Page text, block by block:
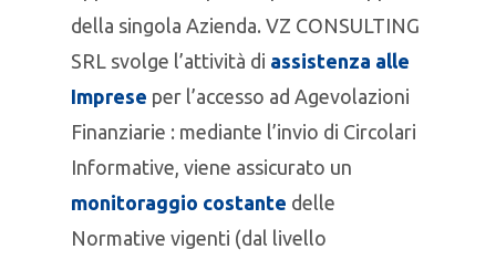
della singola Azienda. VZ CONSULTING
SRL svolge l’attività di assistenza alle
Imprese per l’accesso ad Agevolazioni
Finanziarie : mediante l’invio di Circolari
Informative, viene assicurato un
monitoraggio costante delle
Normative vigenti (dal livello